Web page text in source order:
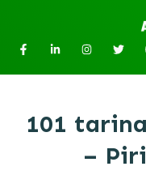
101
–